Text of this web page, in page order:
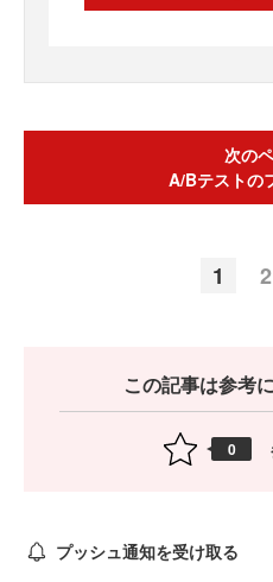
次の
A/Bテストの
1 2
この記事は参考
0
プッシュ通知を受け取る